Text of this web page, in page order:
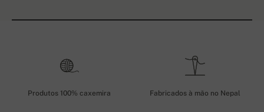
Produtos 100% caxemira Fabricados à mão no Nepal